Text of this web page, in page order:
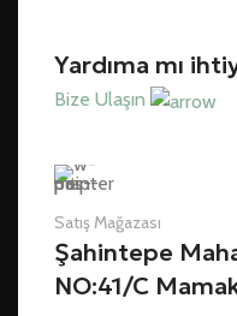
Yardıma mı
Bize Ulaşın
Satış Mağazası
Şahintepe
NO:41/C